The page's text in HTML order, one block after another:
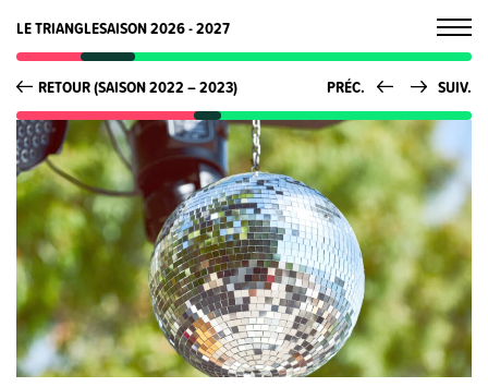
LE TRIANGLESAISON 2026 - 2027
RETOUR (SAISON 2022 – 2023) PRÉC. SUIV.